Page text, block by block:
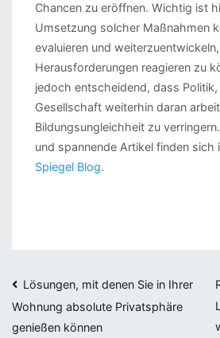
Chancen zu eröffnen. Wichtig ist
Umsetzung solcher Maßnahmen
evaluieren und
Herausforderungen reagieren zu
jedoch entscheidend, dass
Gesellschaft weiterhin daran
Bildungsungleichheit zu
und spannende Artikel finden sich
Spiegel Blog.
Lösungen, mit denen Sie in Ihrer
Wohnung absolute Privatsphäre
genießen können